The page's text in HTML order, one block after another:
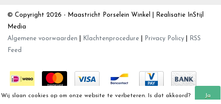
© Copyright 2026 - Maastricht Porselein Winkel | Realisatie InStijl
Media
Algemene voorwaarden
Klachtenprocedure Privacy Policy
RSS
Feed
Wij slaan cookies op om onze website te verbeteren. Is dat akkoord? Ja